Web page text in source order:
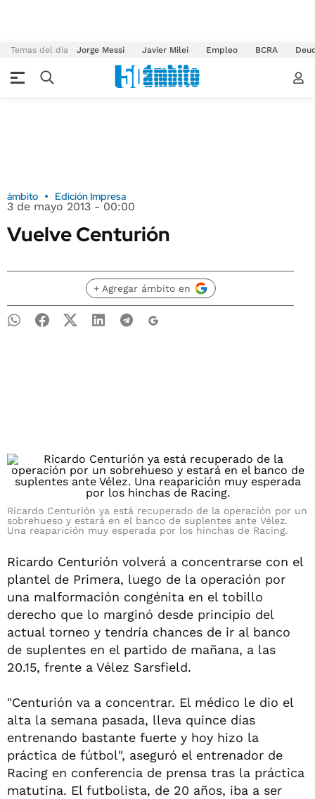
Temas del día Jorge Messi Javier Milei Empleo BCRA
ámbito Edición Impresa
3 de mayo 2013 - 00:00
Vuelve Centurión
+ Agregar ámbito en
Ricardo Centurión ya está recuperado de la operación por un
sobrehueso y estará en el banco de suplentes ante Vélez.
Una reaparición muy esperada por los hinchas de Racing.
Ricardo Centurión volverá a concentrarse con el
plantel de Primera, luego de la operación por
una malformación congénita en el tobillo
derecho que lo marginó desde principio del
actual torneo y tendría chances de ir al banco
de suplentes en el partido de mañana, a las
20.15, frente a Vélez Sarsfield.
"Centurión va a concentrar. El médico le dio el
alta la semana pasada, lleva quince días
entrenando bastante fuerte y hoy hizo la
práctica de fútbol", aseguró el entrenador de
Racing en conferencia de prensa tras la práctica
matutina. El futbolista, de 20 años, iba a ser